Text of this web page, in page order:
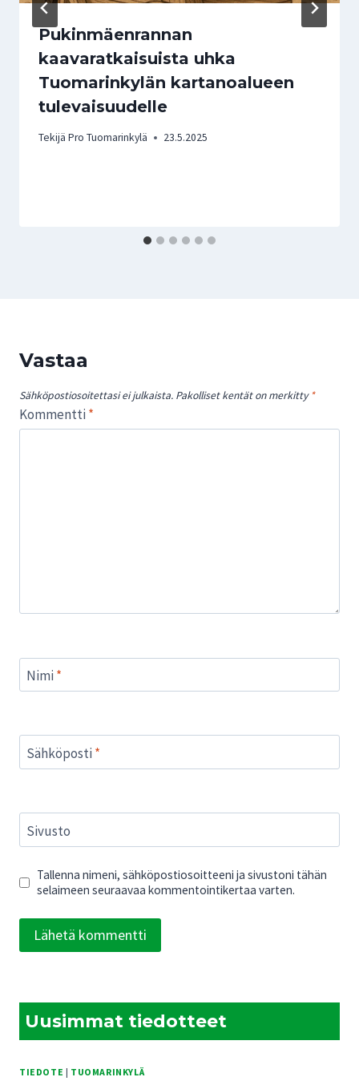
Pukinmäenrannan
kaavaratkaisuista uhka
Tuomarinkylän kartanoalueen
tulevaisuudelle
Tekijä Pro Tuomarinkylä 23.5.2025
Vastaa
Sähköpostiosoitettasi ei julkaista. Pakolliset kentät on merkitty *
Kommentti *
Nimi *
Sähköposti *
Sivusto
Tallenna nimeni, sähköpostiosoitteeni ja sivustoni tähän
selaimeen seuraavaa kommentointikertaa varten.
Uusimmat tiedotteet
TIEDOTE | TUOMARINKYLÄ